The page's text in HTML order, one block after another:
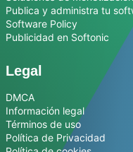
Publica y administra tu
Software Policy
Publicidad en Softonic
Legal
DMCA
Información legal
Términos de uso
Política de Privacidad